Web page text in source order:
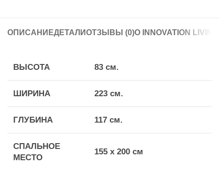
ОПИСАНИЕДЕТАЛИОТЗЫВЫ (0)О INNOVATION LIVING
ВЫСОТА 83 см.
ШИРИНА 223 см.
ГЛУБИНА 117 см.
СПАЛЬНОЕ
МЕСТО
155 х 200 см